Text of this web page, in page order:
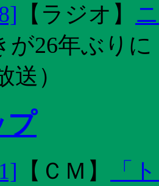
【 ラジオ 】
が26年ぶり
送）
プ
【 ＣＭ 】
「